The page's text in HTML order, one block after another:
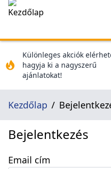
Különleges akciók
hagyja ki a nagyszerű
ajánlatokat!
Kezdőlap
Bejelentkezés
Email cím